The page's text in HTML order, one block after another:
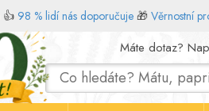
👍 98 % lidí nás doporučuje 🎁 Věrnostní
Máte dotaz?